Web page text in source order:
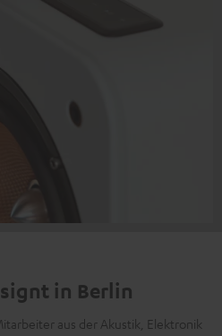
in Berlin
aus der Akustik, Elektronik